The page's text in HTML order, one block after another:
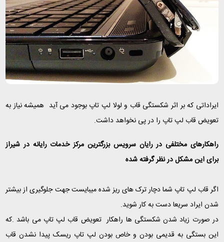
ایراداتی که بر اثر شکستگی قاب و لولا لپ تاپ بوجود می آید همیشه نیاز به
تعویض قاب لپ تاپ را در پی نخواهد داشت.
راهکارهای مختلفی در رایان سرویس بزرگترین مرکز خدمات رایانه در شیراز
برای این مشکل در نظر گرفته شده
اگر قاب لپ تاپ شما دچار ترک های ریز شده میبایست جهت جلوگیری از بیشتر
شدن ایراد سریعا دست به کار شوید.
در صورت زیاد شدن شکستگی ها راهکار تعویض قاب لپ تاپ می باشد .که
این بستگی به قدیمی بودن و خاص بودن لپ تاپ ریسک پیدا نشدن قاب